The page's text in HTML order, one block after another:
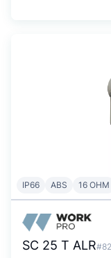
IP66 ABS 16 OHM
SC 25 T ALR